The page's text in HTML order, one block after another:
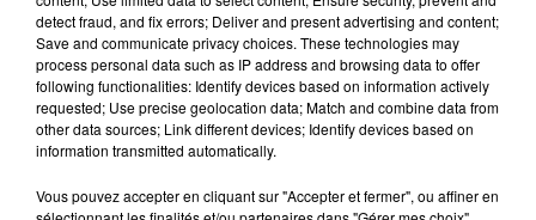
Tiny Desk invite Charlie Puth pour une
live session solaire
detect fraud, and fix errors; Deliver and present advertising and content;
Save and communicate privacy choices. These technologies may
process personal data such as IP address and browsing data to offer
following functionalities: Identify devices based on information actively
requested; Use precise geolocation data; Match and combine data from
other data sources; Link different devices; Identify devices based on
information transmitted automatically.
Vous pouvez accepter en cliquant sur "Accepter et fermer", ou affiner en